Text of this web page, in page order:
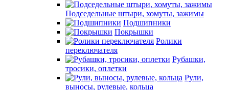
Подседельные штыри, хомуты, зажимы
Подшипники
Покрышки
Ролики
переключателя
Рубашки,
тросики, оплетки
Рули,
выносы, рулевые, кольца